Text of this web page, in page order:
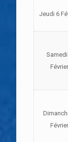
Jeudi 6
Février
Février